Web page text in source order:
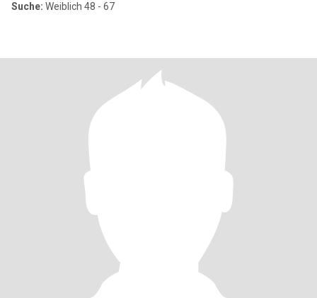
Suche: Weiblich 48 - 67